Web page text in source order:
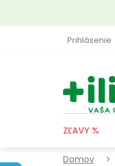
obsah
Prihlásenie
ZĽAVY %
Domov